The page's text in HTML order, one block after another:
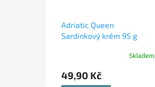
Adriatic Queen
Sardinkový krém 95 g
Skladem
49,90 Kč